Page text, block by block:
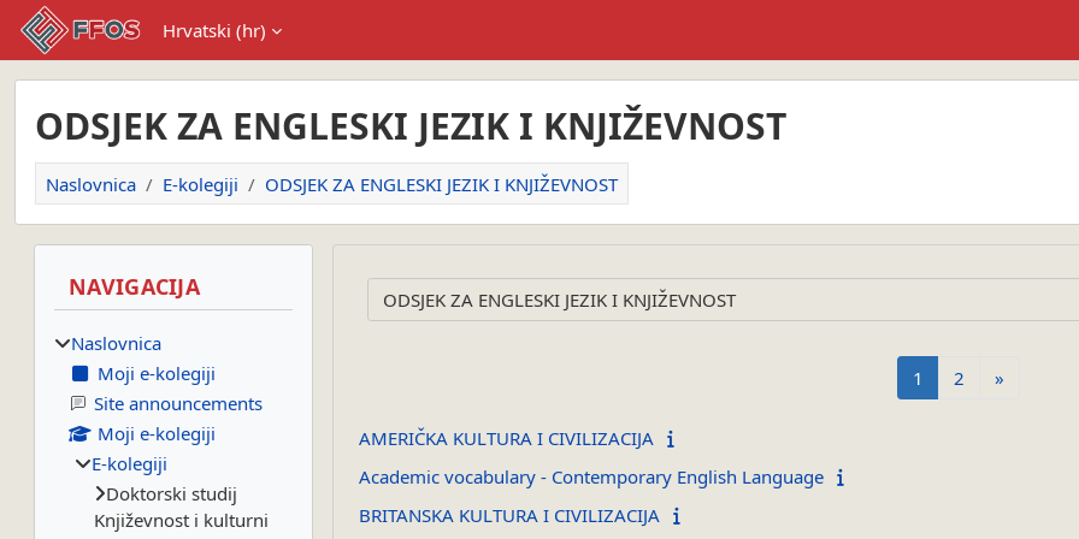
Preskoči na sadržaj
Hrvatski ‎(hr)‎
ODSJEK ZA ENGLESKI JEZIK I KNJIŽEVNOST
Naslovnica E-kolegiji ODSJEK ZA ENGLESKI JEZIK I KNJIŽEVNOST
Popis e-kolegija
1 Stranica 1
2 Stranica 2
»
AMERIČKA KULTURA I CIVILIZACIJA
Academic vocabulary - Contemporary English Language
BRITANSKA KULTURA I CIVILIZACIJA
NAVIGACIJA
Naslovnica
Moji e-kolegiji
Site announcements
Moji e-kolegiji
E-kolegiji
Doktorski studij
Književnost i kulturni